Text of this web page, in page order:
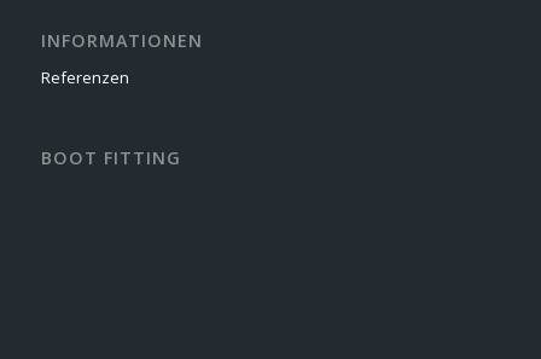
INFORMATIONEN
Referenzen
BOOT FITTING